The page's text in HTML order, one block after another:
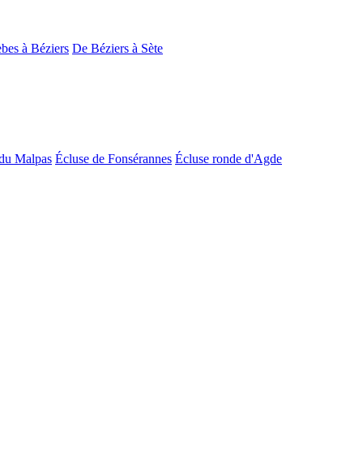
à Béziers De Béziers à Sète
Malpas Écluse de Fonsérannes Écluse ronde d'Agde